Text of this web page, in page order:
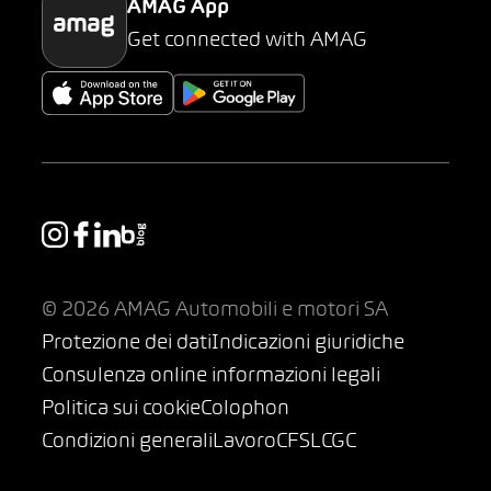
AMAG App
Get connected with AMAG
© 2026 AMAG Automobili e motori SA
Protezione dei datiIndicazioni giuridiche
Consulenza online informazioni legali
Politica sui cookieColophon
Condizioni generaliLavoroCFSLCGC